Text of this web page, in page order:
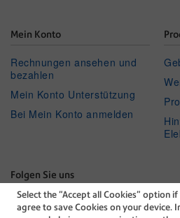
Select the “Accept all Cookies” option
agree to save Cookies on your device.
Mein Konto
Rechnungen ansehen und
bezahlen
Mein Konto Unterstützung
Bei Mein Konto anmelden
Folgen Sie uns
Facebook
LinkedinTwitterYoutube